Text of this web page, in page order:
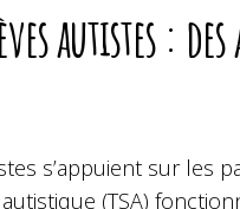
autistes :
s’appuient sur les
(TSA)